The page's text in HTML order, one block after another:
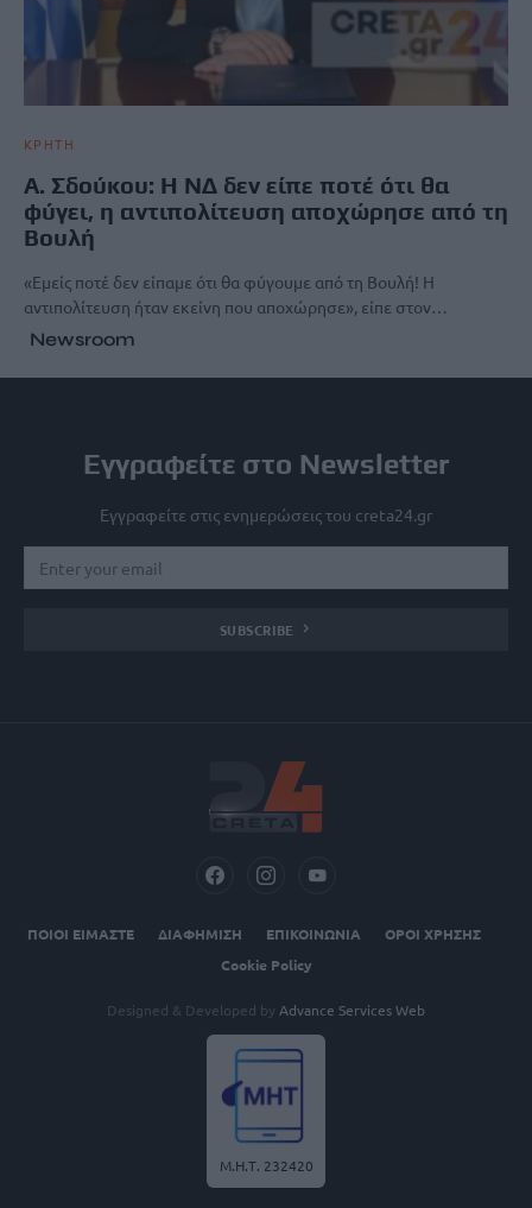
ΚΡΗΤΗ
Α. Σδούκου: Η ΝΔ δεν είπε ποτέ ότι θα
φύγει, η αντιπολίτευση αποχώρησε από τη
Βουλή
«Εμείς ποτέ δεν είπαμε ότι θα φύγουμε από τη Βουλή! Η
αντιπολίτευση ήταν εκείνη που αποχώρησε», είπε στον…
Newsroom
Εγγραφείτε στο Newsletter
Εγγραφείτε στις ενημερώσεις του creta24.gr
SUBSCRIBE
ΠΟΙΟΙ ΕΙΜΑΣΤΕ ΔΙΑΦΗΜΙΣΗ ΕΠΙΚΟΙΝΩΝΙΑ
ΟΡΟΙ ΧΡΗΣΗΣ
Cookie Policy
Designed & Developed by Advance Services Web
Μ.Η.Τ. 232420